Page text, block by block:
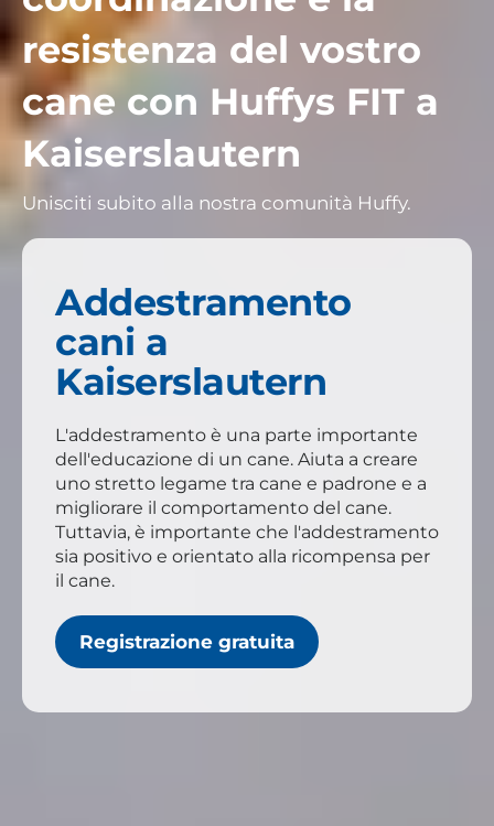
resistenza del vostro
cane con Huffys FIT a
Kaiserslautern
Unisciti subito alla nostra comunità Huffy.
Addestramento
cani a
Kaiserslautern
L'addestramento è una parte importante
dell'educazione di un cane. Aiuta a creare
uno stretto legame tra cane e padrone e a
migliorare il comportamento del cane.
Tuttavia, è importante che l'addestramento
sia positivo e orientato alla ricompensa per
il cane.
Registrazione gratuita